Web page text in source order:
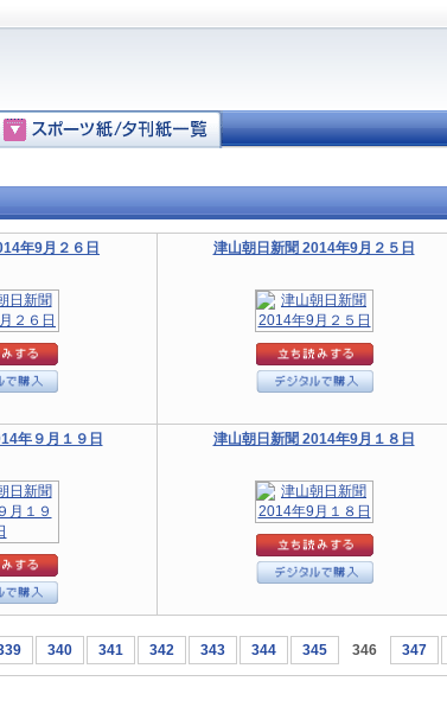
年9月２６日 津山朝日新聞 2014年9月２５日
年９月１９日 津山朝日新聞 2014年9月１８日
340 341 342 343 344 345 346 347